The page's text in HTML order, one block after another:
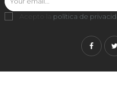
Acepto la política de